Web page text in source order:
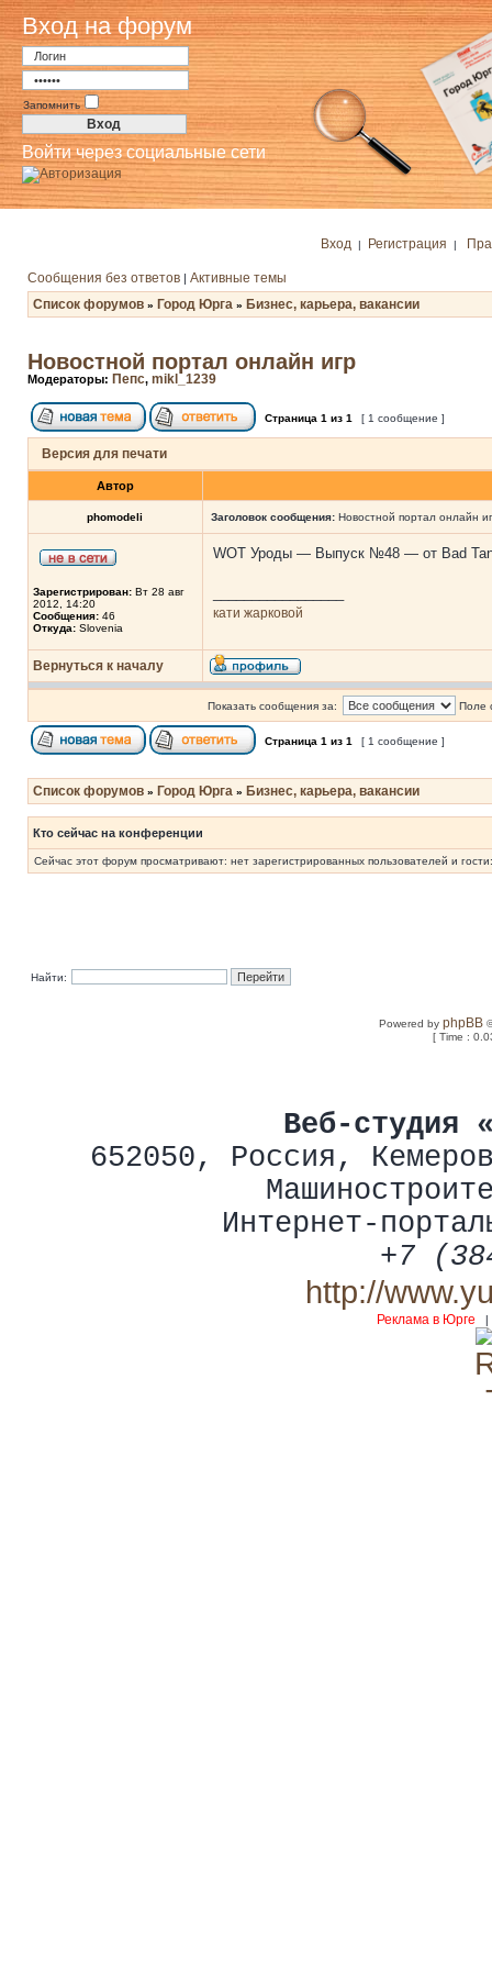
Вход на форум
Запомнить
Войти через социальные сети
Вход | Регистрация |
Сообщения без ответов | Активные темы
Список форумов » Город Юрга » Бизнес, карьера, вакансии
Новостной портал онлайн игр
Модераторы: Пепс, mikl_1239
Страница 1 из 1 [ 1 сообщение ]
Версия для печати
Автор
phomodeli Заголовок сообщения: Новостной портал онлайн
Зарегистрирован: Вт 28 авг
2012, 14:20
Сообщения: 46
Откуда: Slovenia
WOT Уроды — Выпуск №48 — от Bad
кати жарковой
Вернуться к началу
Показать сообщения за: Поле
Страница 1 из 1 [ 1 сообщение ]
Список форумов » Город Юрга » Бизнес, карьера, вакансии
Кто сейчас на конференции
Сейчас этот форум просматривают: нет зарегистрированных пользователей и
Найти:
Powered byphpBB
[ Time :
Веб-студия
652050, Россия ,
Интернет-
+7
http://
Реклама в Юрге